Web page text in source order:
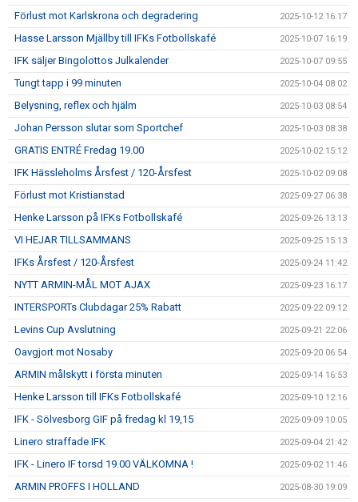
Förlust mot Karlskrona och degradering 2025-10-12 16:17
Hasse Larsson Mjällby till IFKs Fotbollskafé 2025-10-07 16:19
IFK säljer Bingolottos Julkalender 2025-10-07 09:55
Tungt tapp i 99 minuten 2025-10-04 08:02
Belysning, reflex och hjälm 2025-10-03 08:54
Johan Persson slutar som Sportchef 2025-10-03 08:38
GRATIS ENTRÉ Fredag 19.00 2025-10-02 15:12
IFK Hässleholms Årsfest / 120-Årsfest 2025-10-02 09:08
Förlust mot Kristianstad 2025-09-27 06:38
Henke Larsson på IFKs Fotbollskafé 2025-09-26 13:13
VI HEJAR TILLSAMMANS 2025-09-25 15:13
IFKs Årsfest / 120-Årsfest 2025-09-24 11:42
NYTT ARMIN-MÅL MOT AJAX 2025-09-23 16:17
INTERSPORTs Clubdagar 25% Rabatt 2025-09-22 09:12
Levins Cup Avslutning 2025-09-21 22:06
Oavgjort mot Nosaby 2025-09-20 06:54
ARMIN målskytt i första minuten 2025-09-14 16:53
Henke Larsson till IFKs Fotbollskafé 2025-09-10 12:16
IFK - Sölvesborg GIF på fredag kl 19,15 2025-09-09 10:05
Linero straffade IFK 2025-09-04 21:42
IFK - Linero IF torsd 19.00 VÄLKOMNA ! 2025-09-02 11:46
ARMIN PROFFS I HOLLAND 2025-08-30 19:09